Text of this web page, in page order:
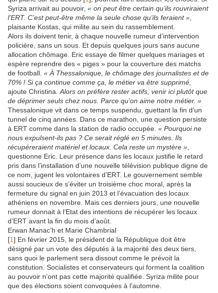
Syriza arrivait au pouvoir, « on peut être certain qu’ils rouvriraient
l’ERT. C’est peut-être même la seule chose qu’ils feraient »
plaisante Kostas, qui milite au sein du rassemblement.
Alors ils doivent tenir, à chaque nouvelle rumeur d’intervention
policière, sans un sous. Et depuis quelques jours sans aucune
allocation chômage. Eric essaye de filmer quelques mariages et
espère reprendre des « piges » pour la couverture des matchs
de football. « À Thessalonique, le chômage des journalistes et de
70% ! Si ça continue comme ça, le métier va être supprimé,
ajoute Christina. Alors on préfère rester actifs, venir ici plutôt que
de déprimer seuls chez nous. Parce qu’on aime notre métier. »
Thessalonique vit dans ce temps suspendu, guettant la fin d’un
tunnel de cinq années. Dans ce marathon, une question persiste
à ERT comme dans la station de radio occupée. « Pourquoi ne
nous expulsent-ils pas ? Ce serait réglé en 5 minutes. Ils
récupéreraient matériel et locaux. Cela reste un mystère »
questionne Eric. Leur présence dans les locaux justifie le retard
pris dans l’installation d’une nouvelle télévision publique digne de
ce nom, jugent les volontaires d’ERT. Le gouvernement semble
aussi soucieux de s’éviter un troisième choc moral, après la
fermeture du signal en juin 2013 et l’évacuation des locaux
athéniens en novembre. Mais ces derniers jours, une nouvelle
rumeur donnait à l’Etat des intentions de récupérer les locaux
d’ERT avant la fin du mois d’août.
Erwan Manac’h et Marie Chambrial
[1] En février 2015, le président de la République doit être
désigné par un vote des députés à la majorité des deux tiers,
sans quoi le parlement sera dissout comme le prévoit la
constitution. Socialistes et conservateurs qui forment la coalition
au pouvoir n’ont pas cette majorité qualifiée. Syriza milite pour
que des élections soient convoquées à l’automne.